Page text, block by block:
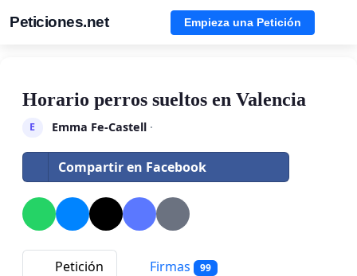
Peticiones.net Empieza una Petición
Horario perros sueltos en Valencia
E Emma Fe-Castell·
Compartir en Facebook
Petición Firmas 99